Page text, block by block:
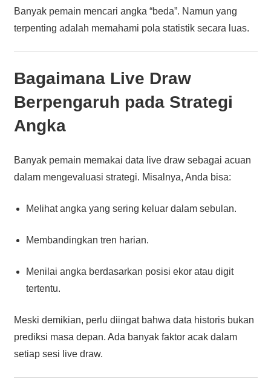
Banyak pemain mencari angka “beda”. Namun yang
terpenting adalah memahami pola statistik secara luas.
Bagaimana Live Draw
Berpengaruh pada Strategi
Angka
Banyak pemain memakai data live draw sebagai acuan
dalam mengevaluasi strategi. Misalnya, Anda bisa:
Melihat angka yang sering keluar dalam sebulan.
Membandingkan tren harian.
Menilai angka berdasarkan posisi ekor atau digit
tertentu.
Meski demikian, perlu diingat bahwa data historis bukan
prediksi masa depan. Ada banyak faktor acak dalam
setiap sesi live draw.